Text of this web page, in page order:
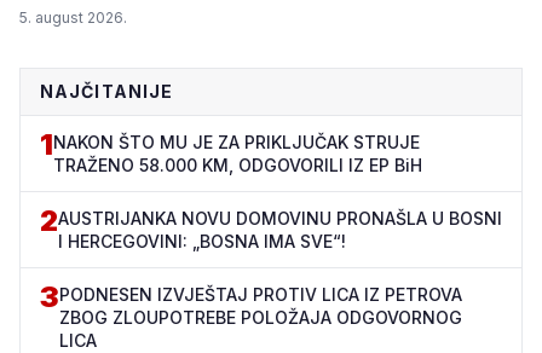
5. august 2026.
NAJČITANIJE
1NAKON ŠTO MU JE ZA PRIKLJUČAK STRUJE
TRAŽENO 58.000 KM, ODGOVORILI IZ EP BiH
2AUSTRIJANKA NOVU DOMOVINU PRONAŠLA U BOSNI
I HERCEGOVINI: „BOSNA IMA SVE“!
3PODNESEN IZVJEŠTAJ PROTIV LICA IZ PETROVA
ZBOG ZLOUPOTREBE POLOŽAJA ODGOVORNOG
LICA